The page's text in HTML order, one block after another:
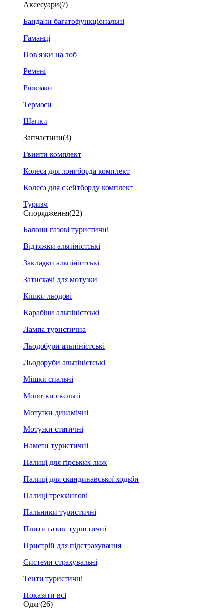
Аксесуари(7)
Бандани багатофункціональні
Гаманці
Пов'язки на лоб
Ремені
Рюкзаки
Термоси
Шапки
Запчастини(3)
Гвинти комплект
Колеса для лонгборда комплект
Колеса для скейтборду комплект
Туризм
Спорядження(22)
Балони газові туристичні
Відтяжки альпіністські
Закладки альпіністські
Затискачі для мотузки
Кішки льодові
Карабіни альпіністські
Лампа туристична
Льодобури альпіністські
Льодоруби альпіністські
Мішки спальні
Молотки скельні
Мотузки динамічні
Мотузки статичні
Намети туристичні
Палиці для гірських лиж
Палиці для скандинавської ходьби
Палиці треккінгові
Пальники туристичні
Плити газові туристичні
Пристрій для підстрахування
Системи страхувальні
Тенти туристичні
Показати всі
Одяг(26)